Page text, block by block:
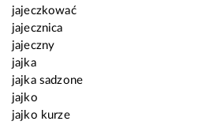
jajeczkować
jajecznica
jajeczny
jajka
jajka sadzone
jajko
jajko kurze